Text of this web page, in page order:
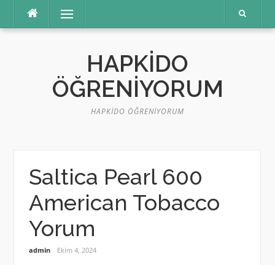
Menü
HAPKIDO
ÖĞRENIYORUM
HAPKIDO ÖĞRENIYORUM
Saltica Pearl 600
American Tobacco
Yorum
admin Ekim 4, 2024